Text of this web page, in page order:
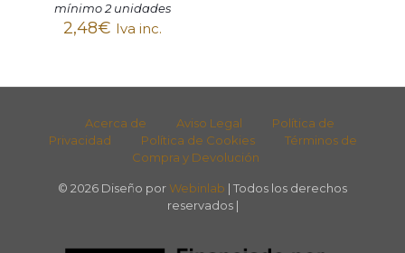
mínimo 2 unidades
2,48€ Iva inc.
Acerca de Aviso Legal
Política de
Privacidad
Política de Cookies
Términos de
Compra y Devolución
© 2026 Diseño por Webinlab | Todos los derechos
reservados |